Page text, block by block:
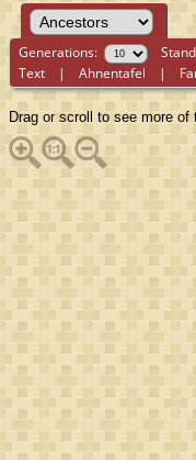
Generations:
Text |Ahnentafel |
Drag or scroll to see more of